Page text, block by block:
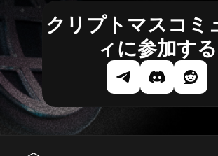
クリプトマスコミ
ィに参加する